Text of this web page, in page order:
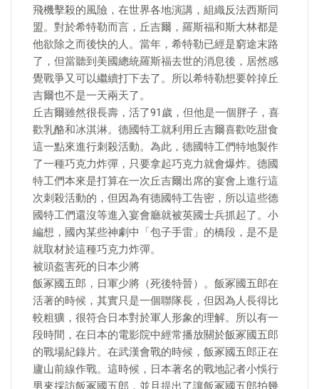
飛機擊殺的風險，在世界各地演講，組織反法西斯同
盟。對於希特勒而言，丘吉爾，羅斯福和斯大林都是
他欲除之而後快的人。當年，希特勒已經是窮途末路
了，但當聽到美國總統羅斯福去世的消息後，居然感
覺戰爭又可以繼續打下去了。所以希特勒想要幹掉丘
吉爾也不是一天兩天了。
丘吉爾雖然很長壽，活了91歲，但他是一個胖子，喜
歡乳酪和冰淇淋。德國特工就利用丘吉爾喜歡吃甜食
這一點來進行刺殺活動。為此，德國特工們特地製作
了一種巧克力炸彈，只要拿起巧克力就會爆炸。德國
特工們本來是打算在一次丘吉爾出席的宴會上進行這
次刺殺活動的，但因為有德國特工告密，所以這些德
國特工們還沒等進入宴會廳就被英國士兵抓起了。小
編想，國內某些神劇中「包子手雷」的橋段，是不是
就取材於這種巧克力炸彈。
被頭盔害死的日本少將
飯冢國五郎，日軍少將（死後特晉）。飯冢國五郎在
活著的時候，其實只是一個聯隊長，但因為人長得比
較粗獷，很符合日本對於軍人形象的理解。所以有一
段時間，在日本的電影院中經常播放關於飯冢國五郎
的戰場紀錄片。在武漢會戰的時候，飯冢國五郎正在
廬山前線作戰。這時候，日本著名的戰地記者小悞行
男來採訪飯冢國五郎，並且提出了讓飯冢國五郎拍幾